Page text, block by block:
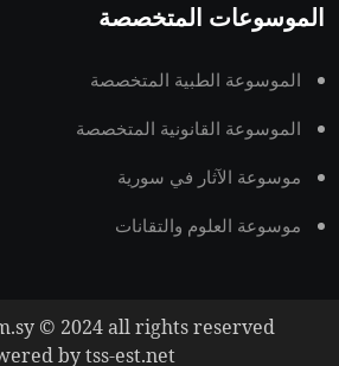
الموسوعات المتخصصة
الموسوعة الطبية المتخصصة
الموسوعة القانونية المتخصصة
موسوعة الآثار في سورية
موسوعة العلوم والتقانات
© 2024 all rights reserved.
by tss-est.net